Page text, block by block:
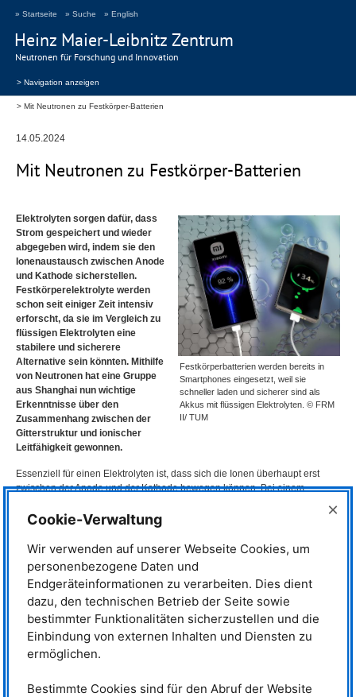
Heinz Maier-Leibnitz Zentrum
Neutronen für Forschung und Innovation
» Startseite » Suche » English
> Navigation anzeigen
Mit Neutronen zu Festkörper-Batterien
14.05.2024
Mit Neutronen zu Festkörper-Batterien
Festkörperbatterien werden bereits in
Smartphones eingesetzt, weil sie
schneller laden und sicherer sind als
Akkus mit flüssigen Elektrolyten. © FRM
II/ TUM
Elektrolyten sorgen dafür, dass
Strom gespeichert und wieder
abgegeben wird, indem sie den
Ionenaustausch zwischen Anode
und Kathode sicherstellen.
Festkörperelektrolyte werden
schon seit einiger Zeit intensiv
erforscht, da sie im Vergleich zu
flüssigen Elektrolyten eine
stabilere und sicherere
Alternative sein könnten. Mithilfe
von Neutronen hat eine Gruppe
aus Shanghai nun wichtige
Erkenntnisse über den
Zusammenhang zwischen der
Gitterstruktur und ionischer
Leitfähigkeit gewonnen.
Essenziell für einen Elektrolyten ist, dass sich die Ionen überhaupt erst
zwischen der Anode und der Kathode bewegen können. Bei einem
Lösung vor und können hinfließen, wo sie gebraucht werden. Aufgrund der
leicht entflammbaren und schwer zu löschenden Komponenten
(insbesondere Lithium) sind allerdings Sicherheitsvorkehrungen
notwendig. Das ist vor allem bei größeren Energiespeichern mit sehr
hohen Kosten verbunden. Festkörperelektrolyte könnten eine Lösung für
dieses Problem sein. Die Eigenschaft, die bei Festkörperelektrolyten
genutzt wird, ist die superionische Leitfähigkeit. Eine Klasse an Materialien
mit dieser Eigenschaft bilden argyroditartige Kristallverbindungen, also
Verbindungen mit einer ähnlichen Struktur wie das Mineral Argyrodit. Die
Gruppe um Professor Jie Ma von der Shanghai Jiao Tong Universität in
Shanghai hat sich das Ag~8~SnSe~6~, einen Vertreter dieser
hinter der superionischen Leitfähigkeit genauer zu verstehen.
Cookie-Verwaltung ×
Wir verwenden auf unserer Webseite Cookies, um
personenbezogene Daten und
Endgeräteinformationen zu verarbeiten. Dies dient
dazu, den technischen Betrieb der Seite sowie
bestimmter Funktionalitäten sicherzustellen und die
Einbindung von externen Inhalten und Diensten zu
ermöglichen.
Bestimmte Cookies sind für den Abruf der Website